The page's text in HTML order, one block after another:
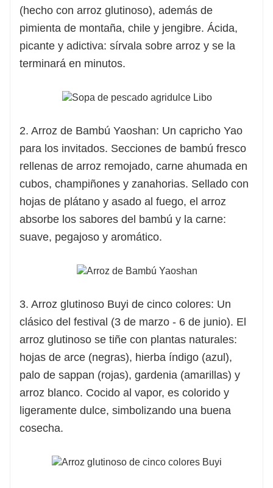
(hecho con arroz glutinoso), además de
pimienta de montaña, chile y jengibre. Ácida,
picante y adictiva: sírvala sobre arroz y se la
terminará en minutos.
2. Arroz de Bambú Yaoshan: Un capricho Yao
para los invitados. Secciones de bambú fresco
rellenas de arroz remojado, carne ahumada en
cubos, champiñones y zanahorias. Sellado con
hojas de plátano y asado al fuego, el arroz
absorbe los sabores del bambú y la carne:
suave, pegajoso y aromático.
3. Arroz glutinoso Buyi de cinco colores: Un
clásico del festival (3 de marzo - 6 de junio). El
arroz glutinoso se tiñe con plantas naturales:
hojas de arce (negras), hierba índigo (azul),
palo de sappan (rojas), gardenia (amarillas) y
arroz blanco. Cocido al vapor, es colorido y
ligeramente dulce, simbolizando una buena
cosecha.